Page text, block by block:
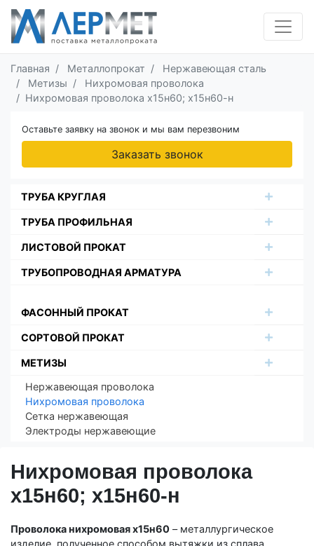
Главная Металлопрокат
Нержавеющая сталь
Метизы
Нихромовая проволока
Нихромовая проволока х15н60; х15н60-н
Оставьте заявку на звонок и мы вам перезвоним
Заказать звонок
ТРУБА КРУГЛАЯ
ТРУБА ПРОФИЛЬНАЯ
ЛИСТОВОЙ ПРОКАТ
ТРУБОПРОВОДНАЯ АРМАТУРА
ФАСОННЫЙ ПРОКАТ
СОРТОВОЙ ПРОКАТ
МЕТИЗЫ
Нержавеющая проволока
Нихромовая проволока
Сетка нержавеющая
Электроды нержавеющие
Нихромовая проволока
х15н60; х15н60-н
Проволока нихромовая х15н60 – металлургическое